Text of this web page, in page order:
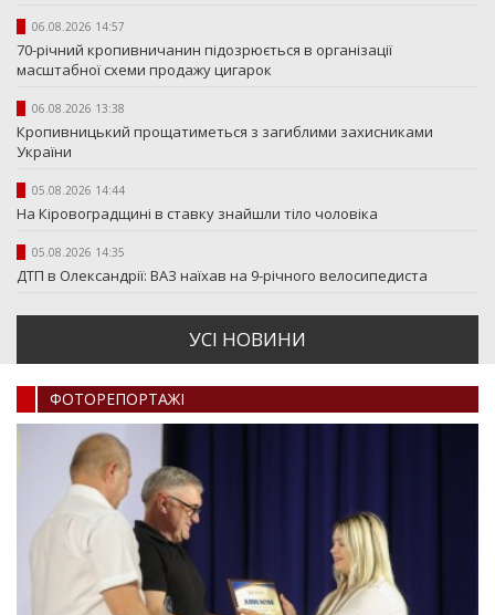
06.08.2026 14:57
70-річний кропивничанин підозрюється в організації
масштабної схеми продажу цигарок
06.08.2026 13:38
Кропивницький прощатиметься з загиблими захисниками
України
05.08.2026 14:44
На Кіровоградщині в ставку знайшли тіло чоловіка
05.08.2026 14:35
ДТП в Олександрії: ВАЗ наїхав на 9-річного велосипедиста
УСI НОВИНИ
ФОТОРЕПОРТАЖI